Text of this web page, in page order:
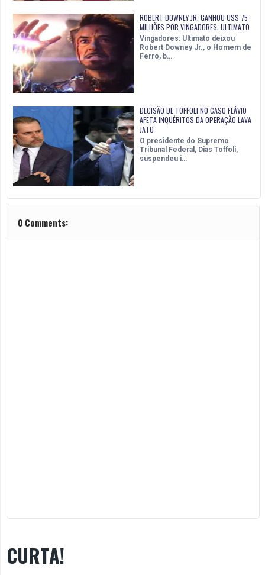
ROBERT DOWNEY JR. GANHOU US$ 75
MILHÕES POR VINGADORES: ULTIMATO
Vingadores: Ultimato deixou
Robert Downey Jr., o Homem de
Ferro, b…
DECISÃO DE TOFFOLI NO CASO FLÁVIO
AFETA INQUÉRITOS DA OPERAÇÃO LAVA
JATO
O presidente do Supremo
Tribunal Federal, Dias Toffoli,
suspendeu i…
0 Comments:
CURTA!